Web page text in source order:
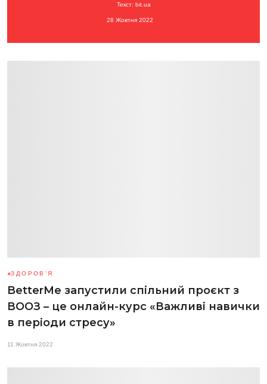
Текст: bit.ua
28 Жовтня 2022
ЗДОРОВ'Я
BetterMe запустили спільний проєкт з
ВООЗ – це онлайн-курс «Важливі навички
в періоди стресу»
11 Жовтня 2022